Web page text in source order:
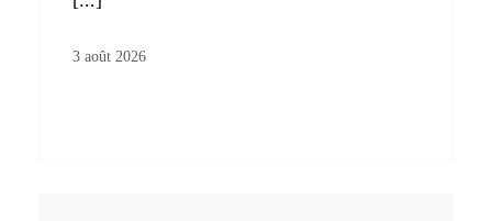
3 août 2026